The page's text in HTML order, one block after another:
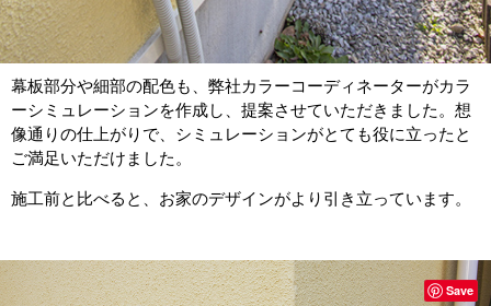
幕板部分や細部の配色も、弊社カラーコーディネーターがカラ
ーシミュレーションを作成し、提案させていただきました。想
像通りの仕上がりで、シミュレーションがとても役に立ったと
ご満足いただけました。
施工前と比べると、お家のデザインがより引き立っています。
Save